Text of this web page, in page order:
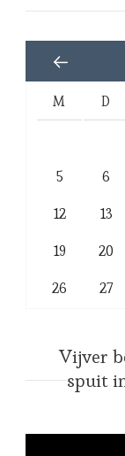
M D
5
6
12
13
19
20
26
27
Vijver
spuit